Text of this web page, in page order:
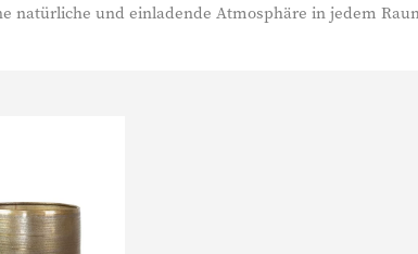
natürliche und einladende Atmosphäre in jedem